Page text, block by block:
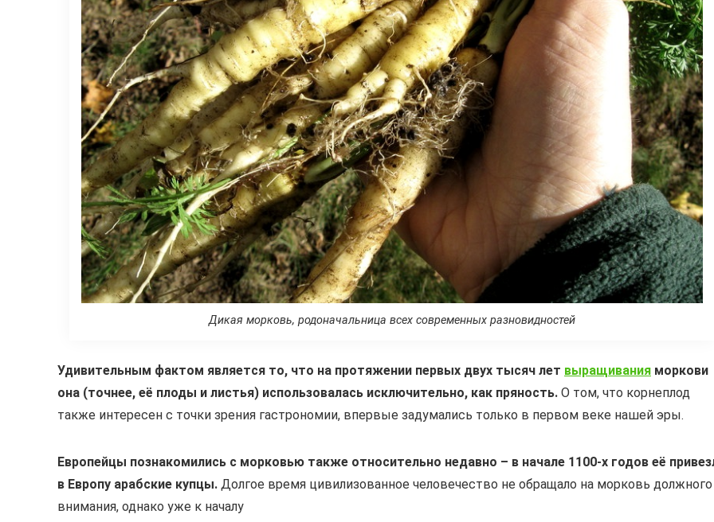
Дикая морковь, родоначальница всех современных разновидностей
Удивительным фактом является то, что на протяжении первых двух тысяч лет выращивания моркови
она (точнее, её плоды и листья) использовалась исключительно, как пряность. О том, что корнеплод
также интересен с точки зрения гастрономии, впервые задумались только в первом веке нашей эры.
Европейцы познакомились с морковью также относительно недавно – в начале 1100-х годов её
в Европу арабские купцы. Долгое время цивилизованное человечество не обращало на морковь должного
внимания, однако уже к началу